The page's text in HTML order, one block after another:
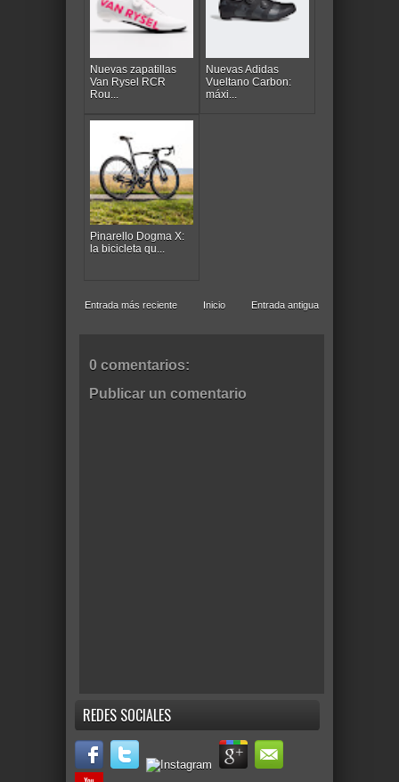
Nuevas zapatillas
Van Rysel RCR
Rou...
Nuevas Adidas
Vueltano Carbon:
máxi...
Pinarello Dogma X:
la bicicleta qu...
Entrada más reciente Entrada antigua
Inicio
0 comentarios:
Publicar un comentario
REDES SOCIALES